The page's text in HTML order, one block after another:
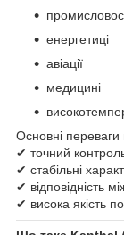
енергетиці
авіації
медицині
Основні
✔ точний
✔ стабільні
✔ відповідність
✔ висока якість